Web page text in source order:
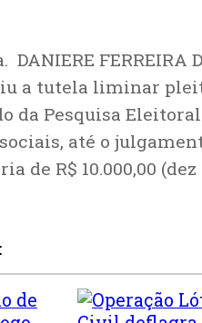
DANIERE FERREIRA
a tutela liminar
da Pesquisa
até o
de R$ 10.000,00